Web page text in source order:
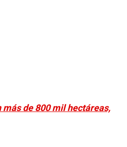
de 800 mil hectáreas,